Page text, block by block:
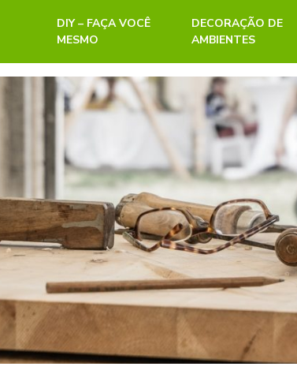
DIY – FAÇA VOCÊ
MESMO
DECORAÇÃO DE
AMBIENTES